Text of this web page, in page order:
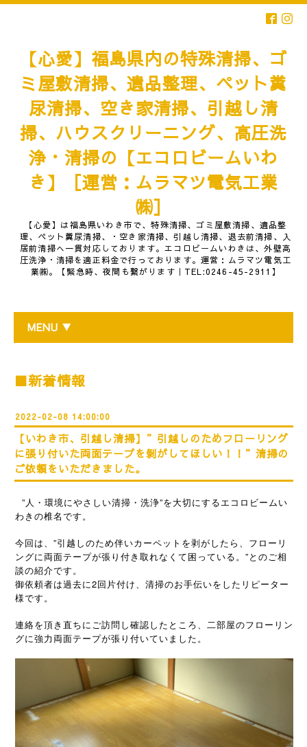
【心愛】福島県内の特殊清掃、ゴ
ミ屋敷清掃、遺品整理、ペット糞
尿清掃、空き家清掃、引越し清
掃、ハウスクリーニング、高圧洗
浄・清掃の【エコロビームいわ
き】［運営：ムラマツ電気工業
㈱］
【心愛】は福島県いわき市で、特殊清掃、ゴミ屋敷清掃、遺品整
理、ペット糞尿清掃、・空き家清掃、引越し清掃、退去前清掃、入
居前清掃へ一貫対応しております。エコロビームいわきは、外壁高
圧洗浄・清掃を適正料金で行っております。運営：ムラマツ電気工
業㈱。【緊急時、夜間も繋がります｜TEL:0246-45-2911】
MENU ▼
■新着情報
2022-02-08 14:00:00
【いわき市、引越し清掃】”引越しのためフローリング
に張り付いた両面テープを剝がしてほしい！！”清掃の
ご依頼をいただきました。
”人・環境にやさしい清掃・洗浄”を大切にするエコロビームい
わきの椎名です。
今回は、”引越しのため伴いカーペットを剥がしたら、フローリ
ングに両面テープが張り付き取れなくて困っている。”とのご相
談の紹介です。
御依頼者は過去に2回片付け、清掃のお手伝いをしたリピーター
様です。
連絡を頂き直ちにご訪問し確認したところ、二部屋のフローリン
グに強力両面テープが張り付いていました。